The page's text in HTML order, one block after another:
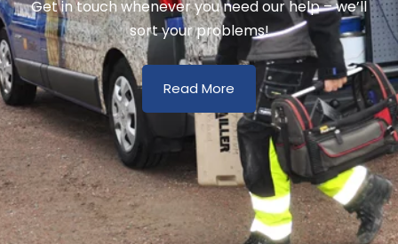
Get in touch whenever you need our help – we’ll
sort your problems!
Read More